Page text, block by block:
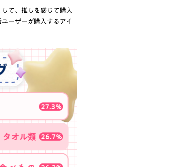
て、推しを感じて購入
ーザーが購入するアイ